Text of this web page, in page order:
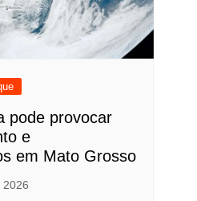
pode provocar
e
em Mato Grosso
2026